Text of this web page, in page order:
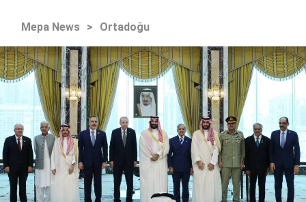
Mepa News > Ortadoğu